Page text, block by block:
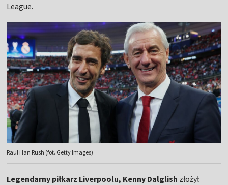
League.
Raul i Ian Rush (fot. Getty Images)
Legendarny piłkarz Liverpoolu, Kenny Dalglish złożył